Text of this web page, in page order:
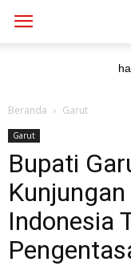
Beranda Garut
Garut
Bupati
Indonesia